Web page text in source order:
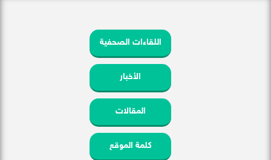
اللقاءات الصحفية
الأخبار
المقالات
كلمة الموقع